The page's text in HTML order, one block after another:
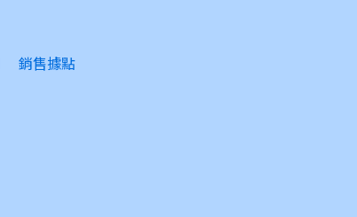
銷售據點